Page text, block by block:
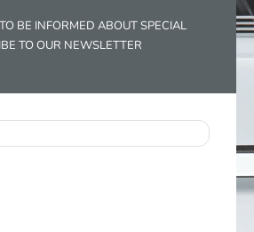
BE INFORMED ABOUT SPECIAL
TO OUR NEWSLETTER